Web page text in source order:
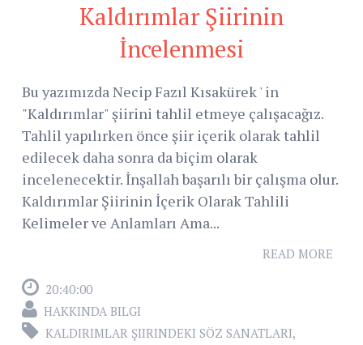
Kaldırımlar Şiirinin
İncelenmesi
Bu yazımızda Necip Fazıl Kısakürek ' in
"Kaldırımlar" şiirini tahlil etmeye çalışacağız.
Tahlil yapılırken önce şiir içerik olarak tahlil
edilecek daha sonra da biçim olarak
incelenecektir. İnşallah başarılı bir çalışma olur.
Kaldırımlar Şiirinin İçerik Olarak Tahlili
Kelimeler ve Anlamları Ama...
READ MORE
20:40:00
HAKKINDA BILGI
KALDIRIMLAR ŞIIRINDEKI SÖZ SANATLARI,